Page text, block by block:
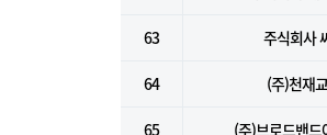
63 주식회사
64 (주)천재
65 (주)브로드밴드